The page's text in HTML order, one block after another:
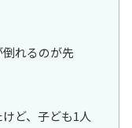
れるのが先
ど、子ども1人